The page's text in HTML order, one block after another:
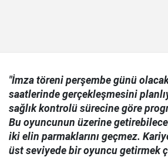
"İmza töreni perşembe günü
saatlerinde gerçekleşmesini
sağlık kontrolü sürecine göre
Bu oyuncunun üzerine
iki elin parmaklarını geçmez.
üst seviyede bir oyuncu getirmek